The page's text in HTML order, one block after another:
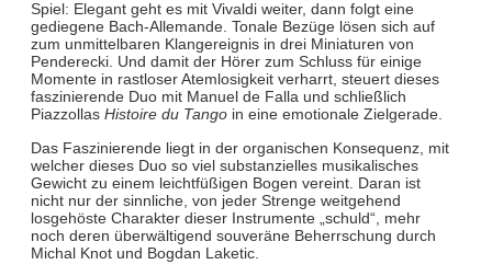
Spiel: Elegant geht es mit Vivaldi weiter, dann folgt eine
gediegene Bach-Allemande. Tonale Bezüge lösen sich auf
zum unmittelbaren Klangereignis in drei Miniaturen von
Penderecki. Und damit der Hörer zum Schluss für einige
Momente in rastloser Atemlosigkeit verharrt, steuert dieses
faszinierende Duo mit Manuel de Falla und schließlich
PiazzollasHistoire du Tangoin eine emotionale Zielgerade.
Das Faszinierende liegt in der organischen Konsequenz, mit
welcher dieses Duo so viel substanzielles musikalisches
Gewicht zu einem leichtfüßigen Bogen vereint. Daran ist
nicht nur der sinnliche, von jeder Strenge weitgehend
losgehöste Charakter dieser Instrumente „schuld“, mehr
noch deren überwältigend souveräne Beherrschung durch
Michal Knot und Bogdan Laketic.